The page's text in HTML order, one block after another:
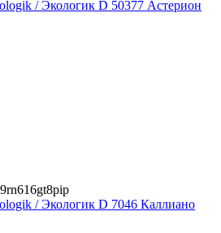
/ Экологик D 50377 Астерион
/ Экологик D 7046 Каллиано